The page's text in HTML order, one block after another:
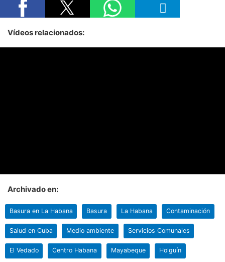
Vídeos relacionados:
Archivado en:
Basura en La Habana Basura La Habana Contaminación
Salud en Cuba Medio ambiente Servicios Comunales
El Vedado Centro Habana Mayabeque Holguín